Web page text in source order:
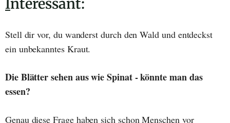
Interessant:
Stell dir vor, du wanderst durch den Wald und entdeckst
ein unbekanntes Kraut.
Die Blätter sehen aus wie Spinat - könnte man das
essen?
Genau diese Frage haben sich schon Menschen vor